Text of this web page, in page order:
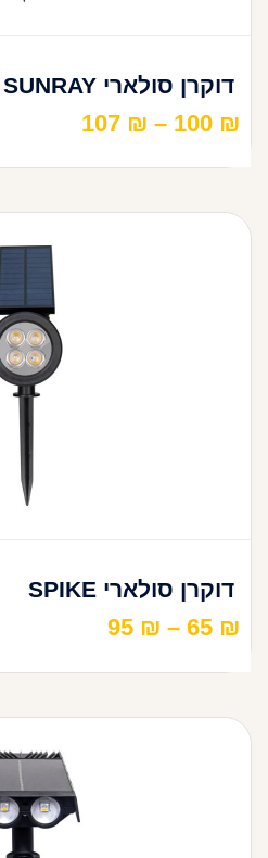
דוקרן סולארי SUNRAY
100 ₪
–
107 ₪
דוקרן סולארי SPIKE
65 ₪
–
95 ₪